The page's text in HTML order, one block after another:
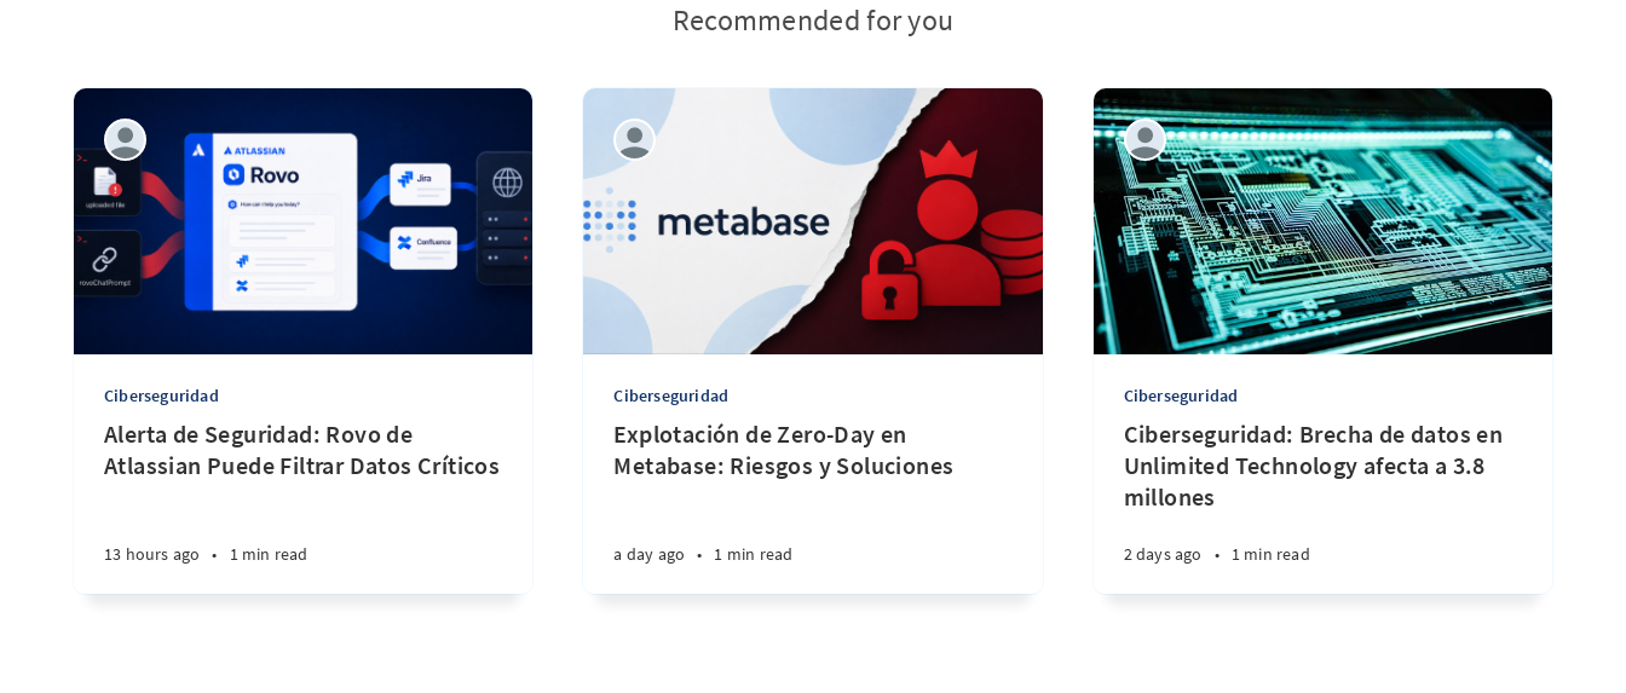
Recommended for you
Ciberseguridad
Alerta de Seguridad: Rovo de
Atlassian Puede Filtrar Datos Críticos
13 hours ago • 1 min read
Ciberseguridad
Explotación de Zero-Day en
Metabase: Riesgos y Soluciones
a day ago • 1 min read
Ciberseguridad
Ciberseguridad: Brecha de datos en
Unlimited Technology afecta a 3.8
millones
2 days ago • 1 min read